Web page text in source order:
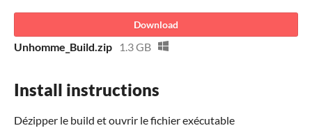
Download
Unhomme_Build.zip 1.3 GB
Install instructions
Dézipper le build et ouvrir le fichier exécutable